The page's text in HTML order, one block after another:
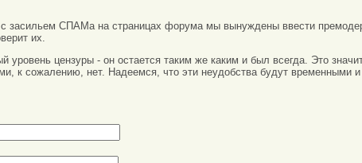
с засильем СПАМа на страницах форума мы вынуждены ввести
их.
уровень цензуры - он остается таким же каким и был всегда. Это
к сожалению, нет. Надеемся, что эти неудобства будут временными